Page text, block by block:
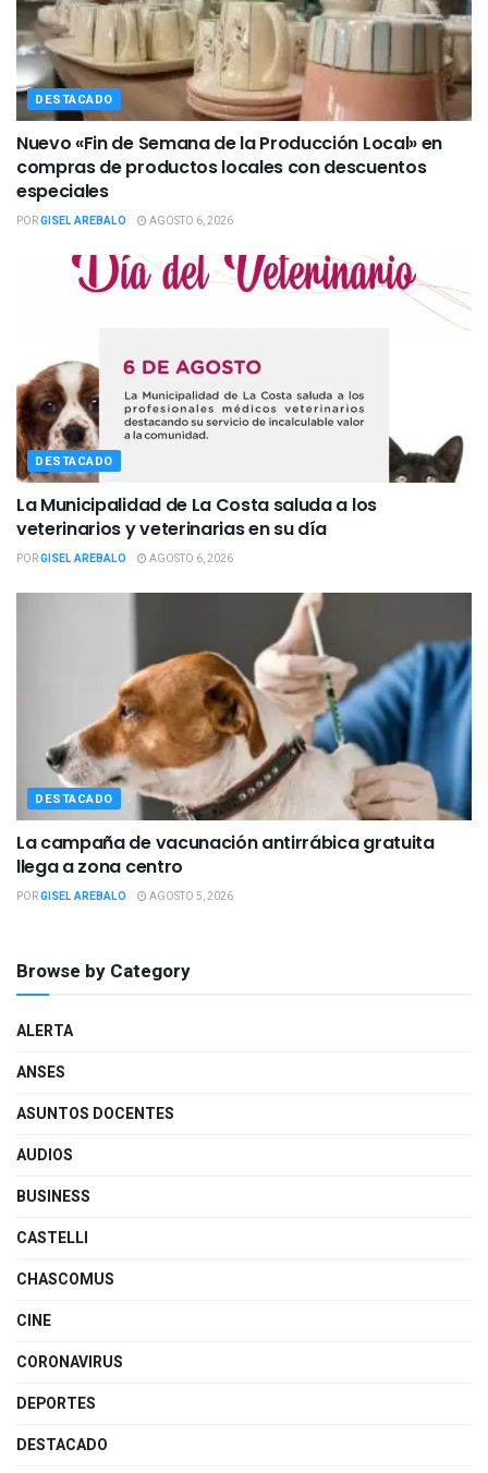
DESTACADO
Nuevo «Fin de Semana de la Producción Local» en
compras de productos locales con descuentos
especiales
PORGISEL AREBALO AGOSTO 6, 2026
DESTACADO
La Municipalidad de La Costa saluda a los
veterinarios y veterinarias en su día
PORGISEL AREBALO AGOSTO 6, 2026
DESTACADO
La campaña de vacunación antirrábica gratuita
llega a zona centro
PORGISEL AREBALO AGOSTO 5, 2026
Browse by Category
ALERTA
ANSES
ASUNTOS DOCENTES
AUDIOS
BUSINESS
CASTELLI
CHASCOMUS
CINE
CORONAVIRUS
DEPORTES
DESTACADO